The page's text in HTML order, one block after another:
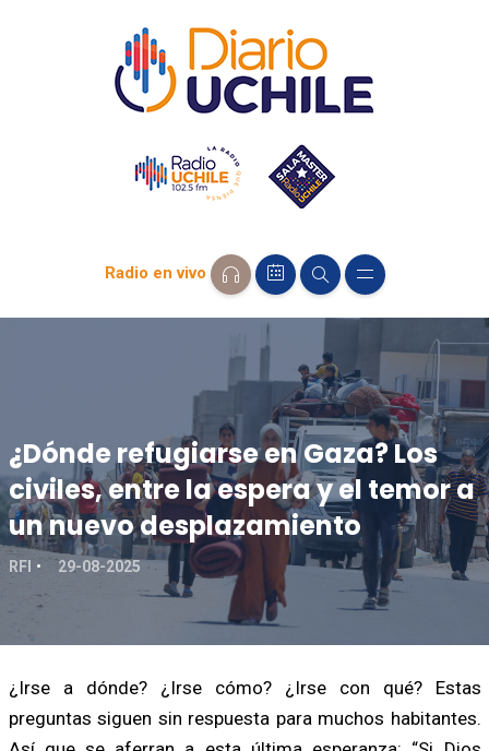
Radio en vivo
¿Dónde refugiarse en Gaza? Los
civiles, entre la espera y el temor a
un nuevo desplazamiento
RFI 29-08-2025
¿Irse a dónde? ¿Irse cómo? ¿Irse con qué? Estas
preguntas siguen sin respuesta para muchos habitantes.